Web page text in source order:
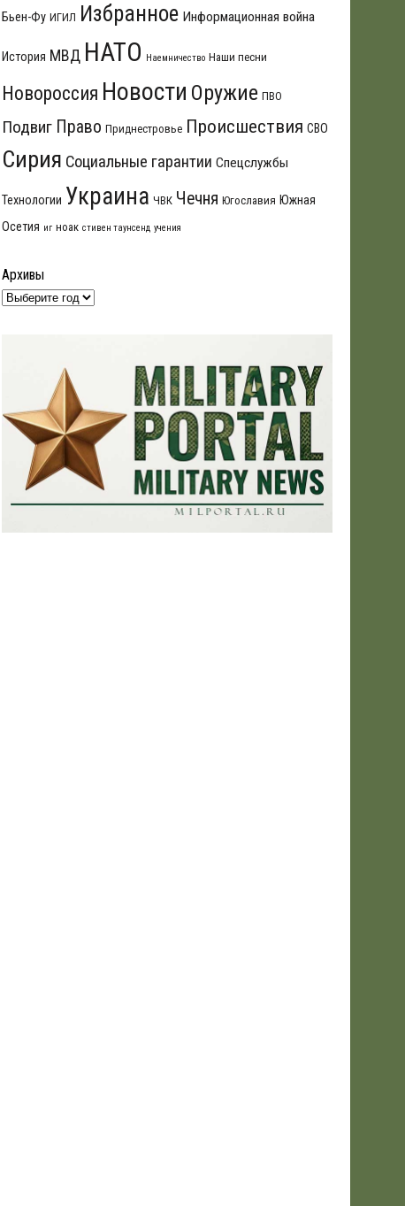
Бьен-Фу ИГИЛ Избранное Информационная война
История МВД НАТО Наемничество Наши песни
Новороссия Новости Оружие ПВО
Подвиг Право Приднестровье Происшествия СВО
Сирия Социальные гарантии Спецслужбы
Технологии Украина ЧВК Чечня Югославия Южная
Осетия иг ноак стивен таунсенд учения
Архивы